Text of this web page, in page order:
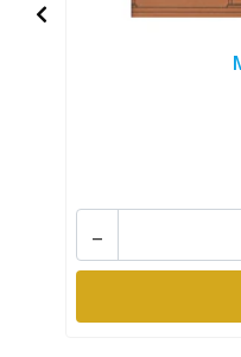
-